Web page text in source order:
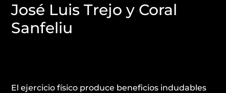
José Luis Trejo y Coral
Sanfeliu
El ejercicio físico produce beneficios indudables